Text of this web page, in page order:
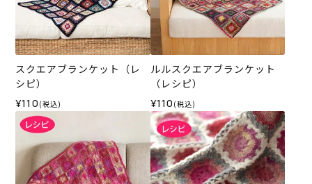
スクエアブランケット（レ
シピ）
¥110 (税込)
ルルスクエアブランケット
（レシピ）
¥110 (税込)